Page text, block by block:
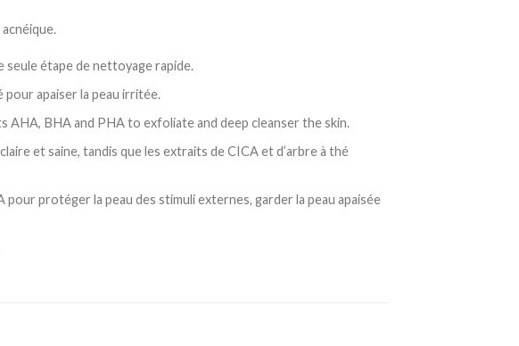
étape de nettoyage rapide.
pour apaiser la peau irritée.
BHA and PHA to exfoliate and deep cleanser the skin.
et saine, tandis que les extraits de CICA et d’arbre à thé
pour protéger la peau des stimuli externes, garder la peau apaisée